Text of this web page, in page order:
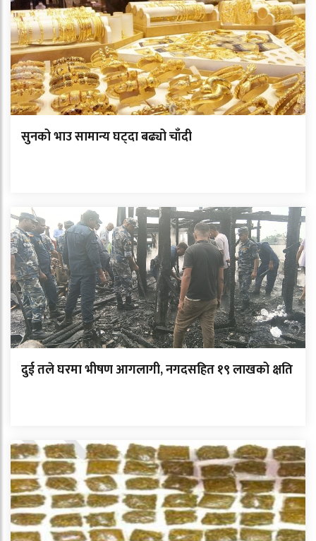
सुनको भाउ सामान्य घट्दा बढ्यो चाँदी
दुई तले घरमा भीषण आगलागी, नगदसहित १९ लाखको क्षति